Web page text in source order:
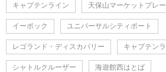
キャプテンライン 天保山マーケットプレ
イーポック ユニバーサルシティポート
レゴランド・ディスカバリー キャプテン
シャトルクルーザー 海遊館西はとば